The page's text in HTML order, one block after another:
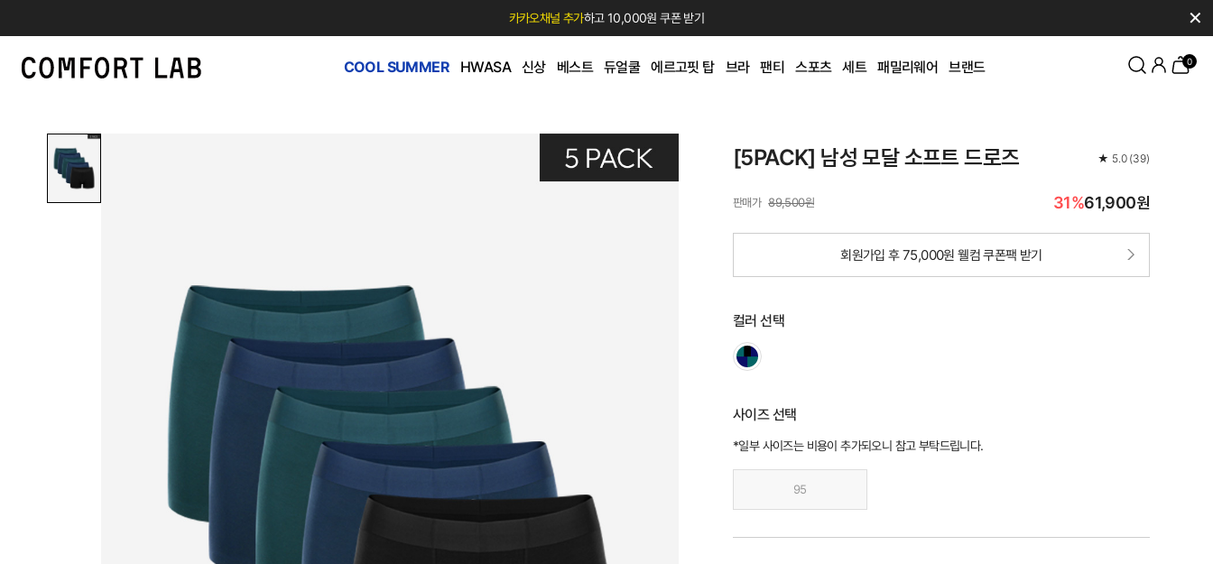
카카오채널 추가하고 10,000원 쿠폰 받기 ✕
COOL SUMMER HWASA 신상 베스트 듀얼쿨 에르고핏 탑 브라 팬티 스포츠 세트 패밀리웨어 브랜드 0
[5PACK] 남성 모달 소프트 드로즈 ★ 5.0 (39)
89,500원 31%61,900원
회원가입 후 75,000원 웰컴 쿠폰팩 받기
컬러 선택
사이즈 선택
*일부 사이즈는 비용이 추가되오니 참고 부탁드립니다.
95